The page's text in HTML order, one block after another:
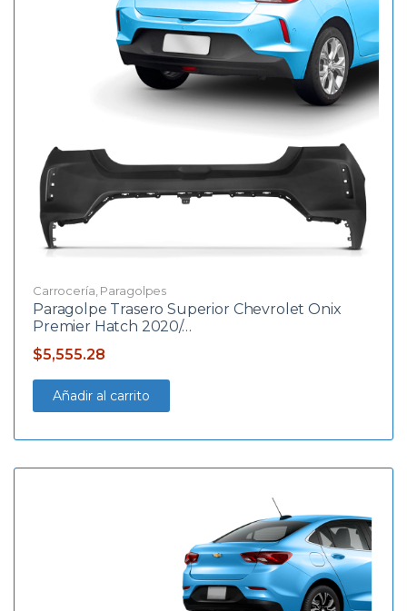
Carrocería Paragolpes
Paragolpe Trasero Superior Chevrolet Onix
Premier Hatch 2020/…
$5,555.28
Añadir al carrito